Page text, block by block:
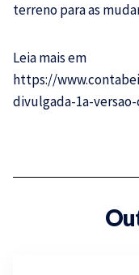
terreno para as
Leia mais em
https://
divulgada-1a-